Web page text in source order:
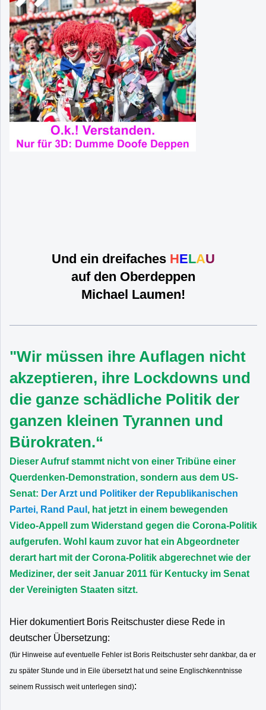
Und ein dreifaches HELAU
auf den Oberdeppen
Michael Laumen!
"Wir müssen ihre Auflagen nicht
akzeptieren, ihre Lockdowns und
die ganze schädliche Politik der
ganzen kleinen Tyrannen und
Bürokraten.“
Dieser Aufruf stammt nicht von einer Tribüne einer
Querdenken-Demonstration, sondern aus dem US-
Senat: Der Arzt und Politiker der Republikanischen
Partei, Rand Paul , hat jetzt in einem bewegenden
Video-Appell zum Widerstand gegen die Corona-Politik
aufgerufen. Wohl kaum zuvor hat ein Abgeordneter
derart hart mit der Corona-Politik abgerechnet wie der
Mediziner, der seit Januar 2011 für Kentucky im Senat
der Vereinigten Staaten sitzt.
Hier dokumentiert Boris Reitschuster diese Rede in
deutscher Übersetzung:
(für Hinweise auf eventuelle Fehler ist Boris Reitschuster sehr dankbar, da er
zu später Stunde und in Eile übersetzt hat und seine Englischkenntnisse
seinem Russisch weit unterlegen sind):